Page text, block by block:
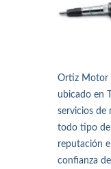
Ortiz Motor
ubicado en
servicios de
todo tipo de
reputación
confianza